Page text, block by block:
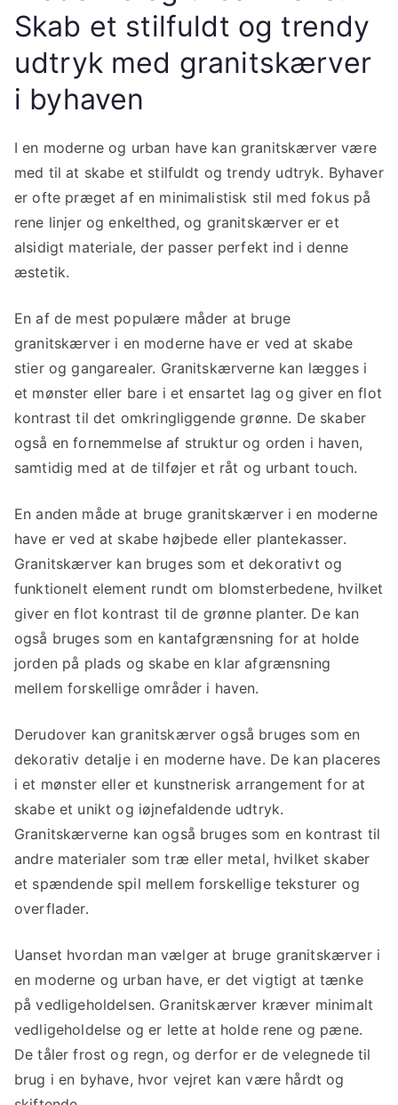
Skab et stilfuldt og trendy
udtryk med granitskærver
i byhaven
I en moderne og urban have kan granitskærver være
med til at skabe et stilfuldt og trendy udtryk. Byhaver
er ofte præget af en minimalistisk stil med fokus på
rene linjer og enkelthed, og granitskærver er et
alsidigt materiale, der passer perfekt ind i denne
æstetik.
En af de mest populære måder at bruge
granitskærver i en moderne have er ved at skabe
stier og gangarealer. Granitskærverne kan lægges i
et mønster eller bare i et ensartet lag og giver en flot
kontrast til det omkringliggende grønne. De skaber
også en fornemmelse af struktur og orden i haven,
samtidig med at de tilføjer et råt og urbant touch.
En anden måde at bruge granitskærver i en moderne
have er ved at skabe højbede eller plantekasser.
Granitskærver kan bruges som et dekorativt og
funktionelt element rundt om blomsterbedene, hvilket
giver en flot kontrast til de grønne planter. De kan
også bruges som en kantafgrænsning for at holde
jorden på plads og skabe en klar afgrænsning
mellem forskellige områder i haven.
Derudover kan granitskærver også bruges som en
dekorativ detalje i en moderne have. De kan placeres
i et mønster eller et kunstnerisk arrangement for at
skabe et unikt og iøjnefaldende udtryk.
Granitskærverne kan også bruges som en kontrast til
andre materialer som træ eller metal, hvilket skaber
et spændende spil mellem forskellige teksturer og
overflader.
Uanset hvordan man vælger at bruge granitskærver i
en moderne og urban have, er det vigtigt at tænke
på vedligeholdelsen. Granitskærver kræver minimalt
vedligeholdelse og er lette at holde rene og pæne.
De tåler frost og regn, og derfor er de velegnede til
brug i en byhave, hvor vejret kan være hårdt og